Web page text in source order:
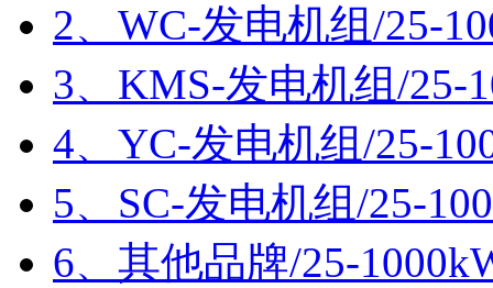
2、WC-发电机组/25-
3、KMS-发电机组/25-
4、YC-发电机组/25-
5、SC-发电机组/25-
6、其他品牌/25-